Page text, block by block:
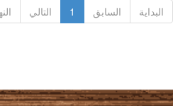
البداية السابق 1 التالي